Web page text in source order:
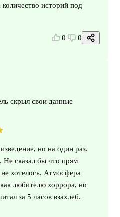
историй под
0 0
скрыл свои данные
но на один раз.
Не сказал бы что прям
хотелось. Атмосфера
любителю хоррора, но
за 5 часов взахлеб.